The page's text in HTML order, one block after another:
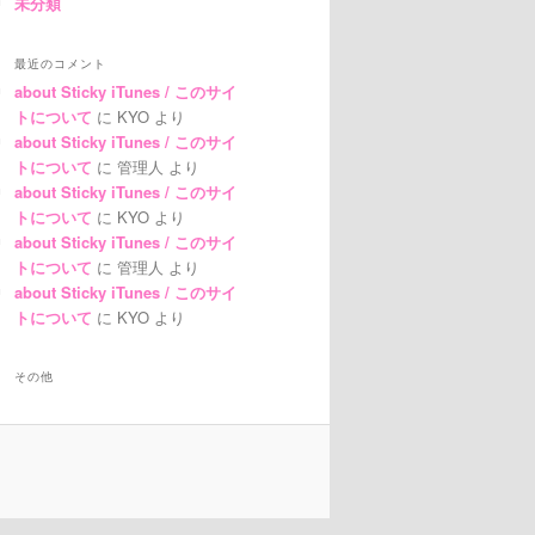
最近のコメント
about Sticky iTunes / このサイ
トについて に KYO より
about Sticky iTunes / このサイ
トについて に 管理人 より
about Sticky iTunes / このサイ
トについて に KYO より
about Sticky iTunes / このサイ
トについて に 管理人 より
about Sticky iTunes / このサイ
トについて に KYO より
その他